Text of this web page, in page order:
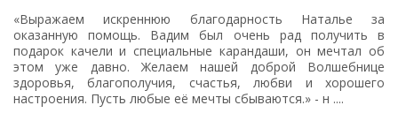
«Выражаем искреннюю благодарность Наталье за
оказанную помощь. Вадим был очень рад получить в
подарок качели и специальные карандаши, он мечтал об
этом уже давно. Желаем нашей доброй Волшебнице
здоровья, благополучия, счастья, любви и хорошего
настроения. Пусть любые её мечты сбываются.» - н ....